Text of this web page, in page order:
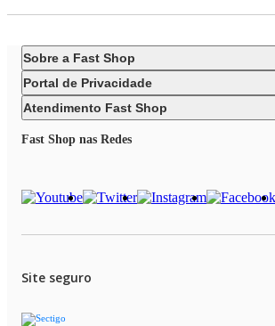
Sobre a Fast Shop
Portal de Privacidade
Atendimento Fast Shop
Fast Shop nas Redes
Site seguro